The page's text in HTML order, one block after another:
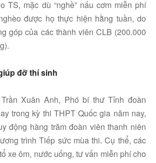
TS, mặc dù “nghề” nấu cơm miễn phí
được họ thực hiện hằng tuần, do
góp của các thành viên CLB (200.000
đỡ thí sinh
Xuân Anh, Phó bí thư Tỉnh đoàn
trong kỳ thi THPT Quốc gia năm nay,
động hàng trăm đoàn viên thanh niên
trình Tiếp sức mùa thi. Cụ thể, các
xe ôm, nước uống, tư vấn miễn phí cho